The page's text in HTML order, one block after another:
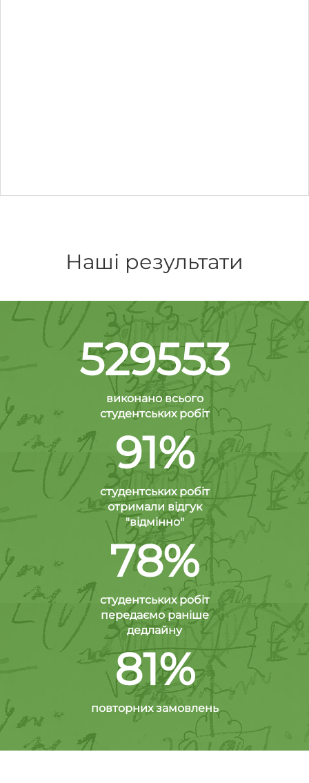
Наші результати
529553
виконано всього
студентських робіт
91%
студентських робіт
отримали відгук
"відмінно"
78%
студентських робіт
передаємо раніше
дедлайну
81%
повторних замовлень